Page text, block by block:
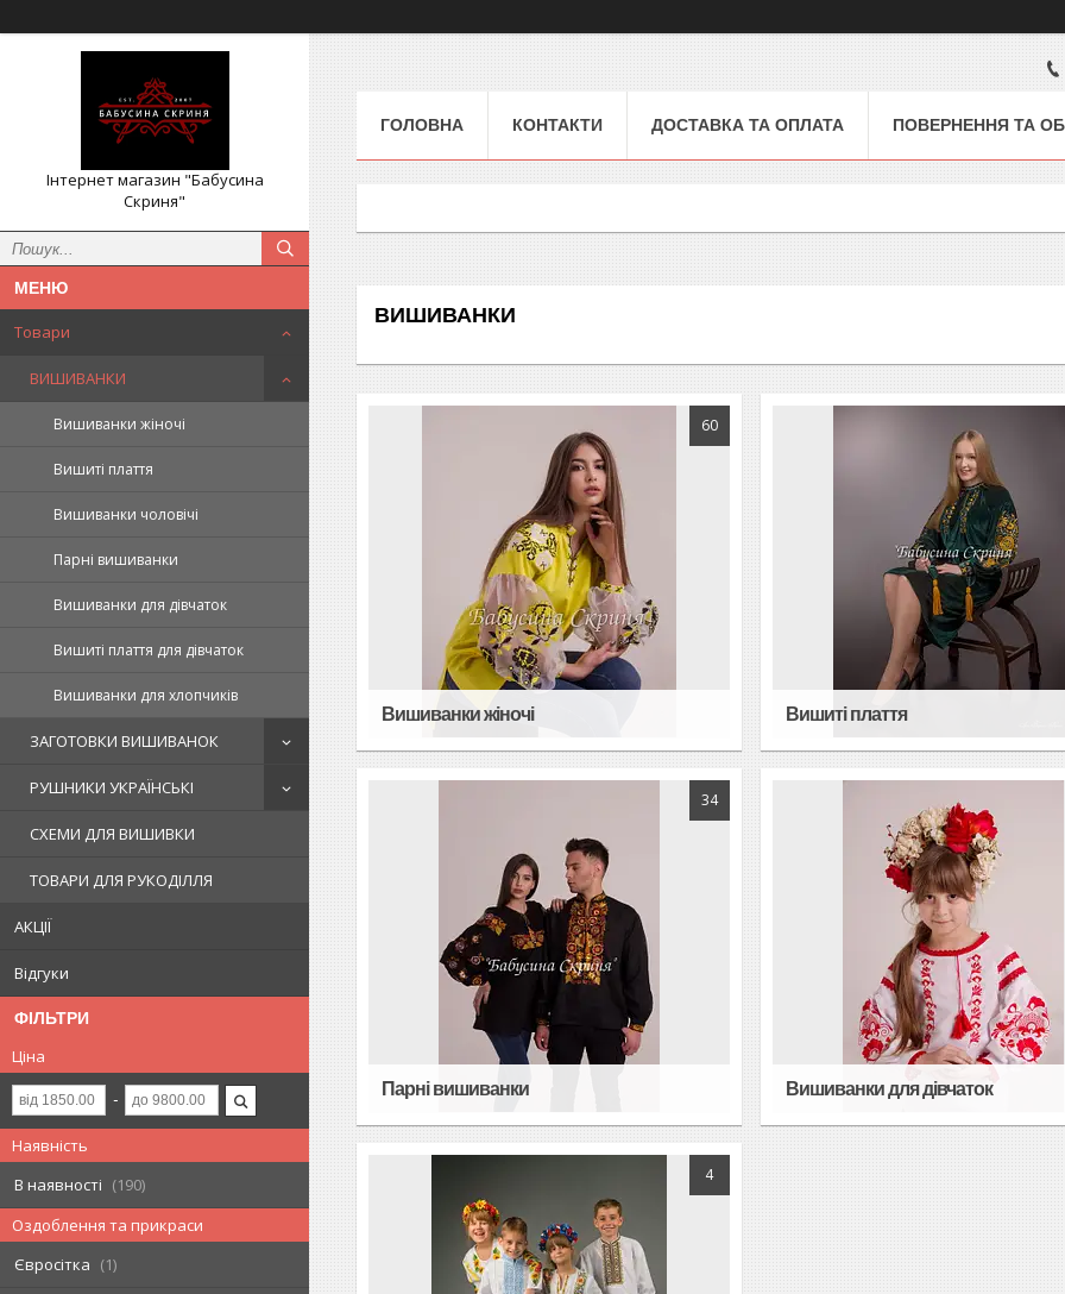
Інтернет магазин "Бабусина
Скриня"
Товари
ВИШИВАНКИ
Вишиванки жіночі
Вишиті плаття
Вишиванки чоловічі
Парні вишиванки
Вишиванки для дівчаток
Вишиті плаття для дівчаток
Вишиванки для хлопчиків
ЗАГОТОВКИ ВИШИВАНОК
РУШНИКИ УКРАЇНСЬКІ
СХЕМИ ДЛЯ ВИШИВКИ
ТОВАРИ ДЛЯ РУКОДІЛЛЯ
АКЦІЇ
Відгуки
ФІЛЬТРИ
Ціна
Наявність
В наявності
190
Оздоблення та прикраси
Євросітка
1
ГОЛОВНА КОНТАКТИ ДОСТАВКА ТА ОПЛАТА ПОВЕРНЕННЯ ТА
ВИШИВАНКИ
60
Вишиванки жіночі Вишиті плаття
34
Парні вишиванки Вишиванки для дівчаток
4